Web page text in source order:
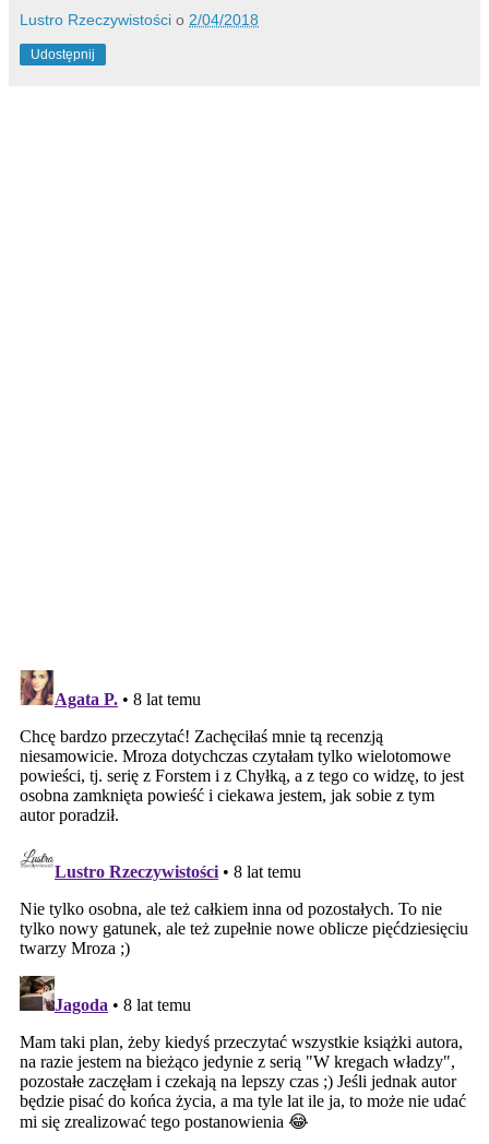
Lustro Rzeczywistości o 2/04/2018
Udostępnij